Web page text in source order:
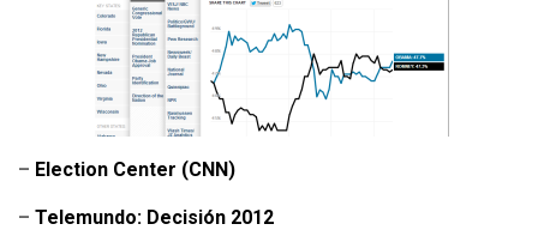
– Election Center (CNN)
– Telemundo: Decisión 2012